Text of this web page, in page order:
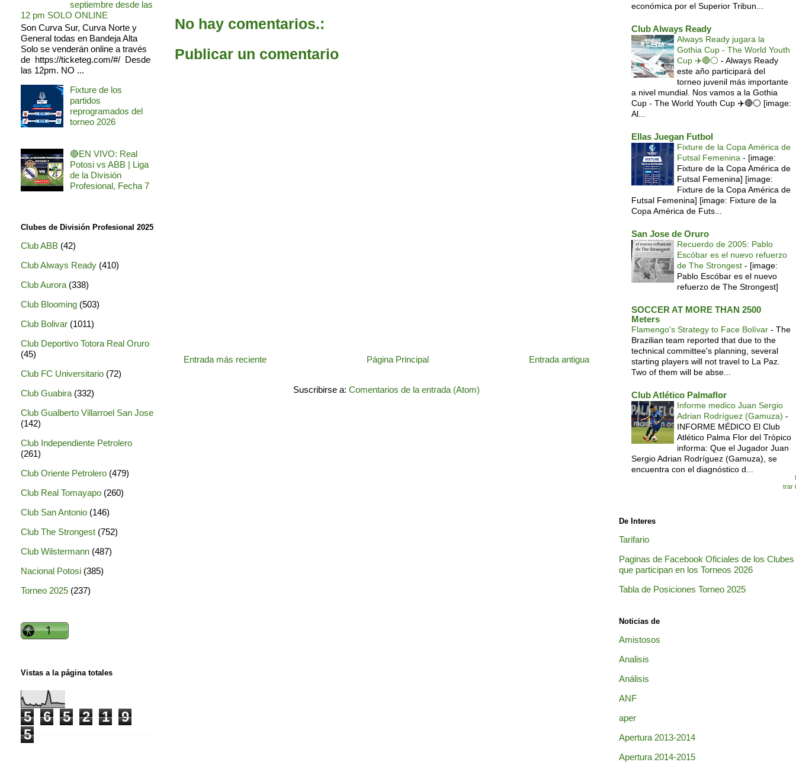
No hay comentarios.:
Publicar un comentario
Entrada más reciente Entrada antigua
Página Principal
Suscribirse a: Comentarios de la entrada (Atom)
septiembre desde las
12 pm SOLO ONLINE
Son Curva Sur, Curva Norte y
General todas en Bandeja Alta
Solo se venderán online a través
de https://ticketeg.com/#/ Desde
las 12pm. NO ...
Fixture de los
partidos
reprogramados del
torneo 2026
🔴EN VIVO: Real
Potosi vs ABB | Liga
de la División
Profesional, Fecha 7
Clubes de División Profesional 2025
Club ABB (42)
Club Always Ready (410)
Club Aurora (338)
Club Blooming (503)
Club Bolivar (1011)
Club Deportivo Totora Real Oruro
(45)
Club FC Universitario (72)
Club Guabira (332)
Club Gualberto Villarroel San Jose
(142)
Club Independiente Petrolero
(261)
Club Oriente Petrolero (479)
Club Real Tomayapo (260)
Club San Antonio (146)
Club The Strongest (752)
Club Wilstermann (487)
Nacional Potosi (385)
Torneo 2025 (237)
Vistas a la página totales
5 6 5 2 1
9
5
económica por el Superior Tribun...
Club Always Ready
Always Ready jugara la
Gothia Cup - The World Youth
Cup ✈️🔴⚪️ - Always Ready
este año participará del
torneo juvenil más importante
a nivel mundial. Nos vamos a la Gothia
Cup - The World Youth Cup ✈️🔴⚪️ [image:
Al...
Ellas Juegan Futbol
Fixture de la Copa América de
Futsal Femenina - [image:
Fixture de la Copa América de
Futsal Femenina] [image:
Fixture de la Copa América de
Futsal Femenina] [image: Fixture de la
Copa América de Futs...
San Jose de Oruro
Recuerdo de 2005: Pablo
Escóbar es el nuevo refuerzo
de The Strongest - [image:
Pablo Escóbar es el nuevo
refuerzo de The Strongest]
SOCCER AT MORE THAN 2500
Meters
Flamengo's Strategy to Face Bolívar - The
Brazilian team reported that due to the
technical committee's planning, several
starting players will not travel to La Paz.
Two of them will be abse...
Club Atlético Palmaflor
Informe medico Juan Sergio
Adrian Rodríguez (Gamuza) -
INFORME MÉDICO El Club
Atlético Palma Flor del Trópico
informa: Que el Jugador Juan
Sergio Adrian Rodríguez (Gamuza), se
encuentra con el diagnóstico d...
trar
De Interes
Tarifario
Paginas de Facebook Oficiales de los Clubes
que participan en los Torneos 2026
Tabla de Posiciones Torneo 2025
Noticias de
Amistosos
Analisis
Análisis
ANF
aper
Apertura 2013-2014
Apertura 2014-2015